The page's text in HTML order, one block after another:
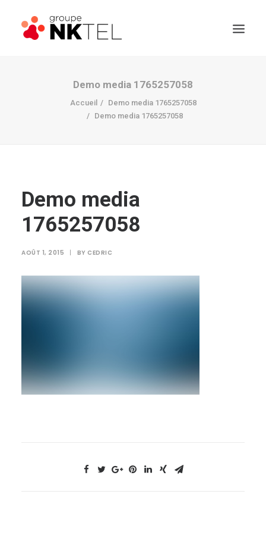
Demo media 1765257058
Accueil
Demo media 1765257058
Demo media 1765257058
Demo media
1765257058
AOÛT 1, 2015 | BY CEDRIC